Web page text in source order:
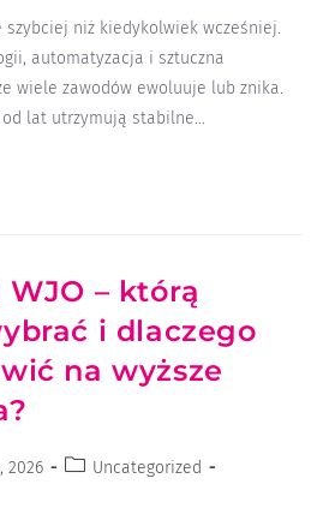
szybciej niż kiedykolwiek wcześniej.
automatyzacja i sztuczna
wiele zawodów ewoluuje lub znika.
lat utrzymują stabilne…
– którą
i dlaczego
na wyższe
2026
Uncategorized